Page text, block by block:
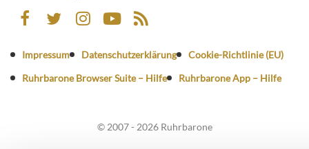
Impressum Datenschutzerklärung
Cookie-Richtlinie (EU)
Ruhrbarone Browser Suite – Hilfe
Ruhrbarone App – Hilfe
© 2007 - 2026 Ruhrbarone